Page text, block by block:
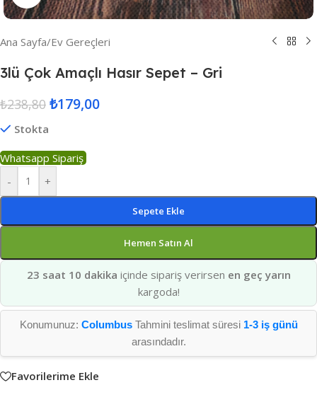
Ana Sayfa/Ev Gereçleri
3lü Çok Amaçlı Hasır Sepet – Gri
₺238,80 ₺179,00
Stokta
Whatsapp Sipariş
-
+
Sepete Ekle
Hemen Satın Al
23 saat 10 dakika içinde sipariş verirsen en geç yarın
kargoda!
Konumunuz: ColumbusTahmini teslimat süresi 1-3 iş günü
arasındadır.
Favorilerime Ekle